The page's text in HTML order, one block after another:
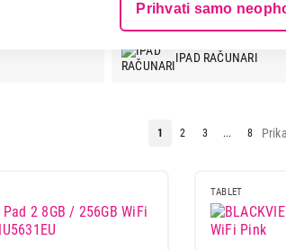
Prihvati samo
IPAD RAČUNARI
1 2 3 ... 8
TABLET